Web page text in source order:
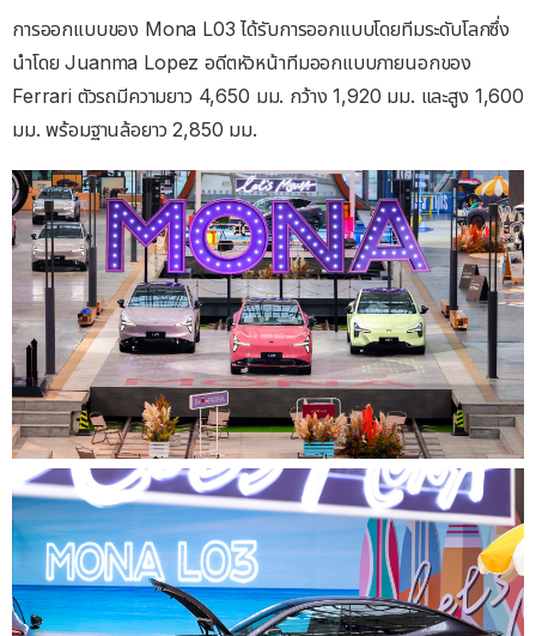
การออกแบบของ Mona L03 ได้รับการออกแบบโดยทีมระดับโลกซึ่ง
นำโดย Juanma Lopez อดีตหัวหน้าทีมออกแบบภายนอกของ
Ferrari ตัวรถมีความยาว 4,650 มม. กว้าง 1,920 มม. และสูง 1,600
มม. พร้อมฐานล้อยาว 2,850 มม.